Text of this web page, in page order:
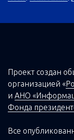
Проект создан о
организацией «
и АНО
Фонда
Все